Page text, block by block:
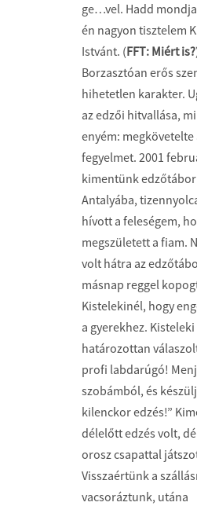
ge…vel. Hadd
én nagyon tisztelem
Istvánt. (FFT: Miért is?
Borzasztóan erős
hihetetlen karakter.
az edzői hitvallása,
enyém: megkövetelte
fegyelmet. 2001
kimentünk
Antalyába,
hívott a feleségem,
megszületett a fiam.
volt hátra az
másnap reggel
Kistelekinél, hogy
a gyerekhez. Kisteleki
határozottan
profi labdarúgó!
szobámból, és
kilenckor edzés!”
délelőtt edzés volt,
orosz csapattal
Visszaértünk a
vacsoráztunk, utána